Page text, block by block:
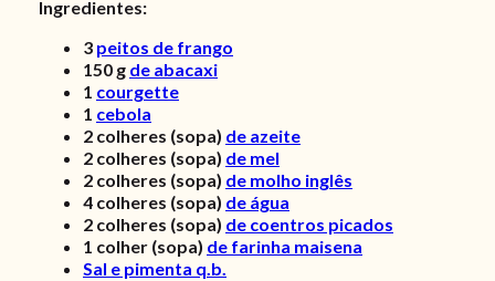
Ingredientes:
3 peitos de frango
150 g de abacaxi
1 courgette
1 cebola
2 colheres (sopa) de azeite
2 colheres (sopa) de mel
2 colheres (sopa) de molho inglês
4 colheres (sopa) de água
2 colheres (sopa) de coentros picados
1 colher (sopa) de farinha maisena
Sal e pimenta q.b.